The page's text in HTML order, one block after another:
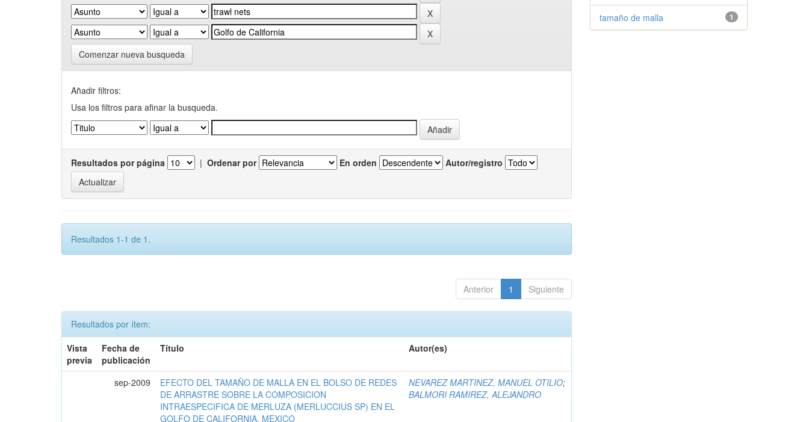
Comenzar nueva busqueda
Añadir filtros:
Usa los filtros para afinar la busqueda.
Resultados por página | Ordenar por En orden Autor/registro
Resultados 1-1 de 1.
Anterior 1 Siguiente
Resultados por ítem:
Vista
previa
Fecha de
publicación
Título Autor(es)
sep-2009
EFECTO DEL TAMAÑO DE MALLA EN EL BOLSO DE REDES
DE ARRASTRE SOBRE LA COMPOSICION
INTRAESPECIFICA DE MERLUZA (MERLUCCIUS SP) EN EL
GOLFO DE CALIFORNIA, MEXICO
NEVAREZ MARTINEZ, MANUEL OTILIO;
BALMORI RAMIREZ, ALEJANDRO
1
tamaño de malla